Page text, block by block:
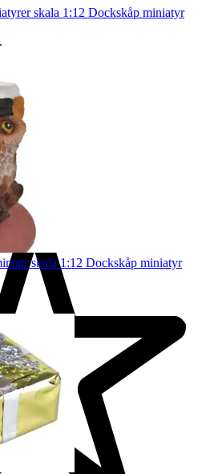
skala 1:12 Dockskåp miniatyr
.
skala 1:12 Dockskåp miniatyr
.